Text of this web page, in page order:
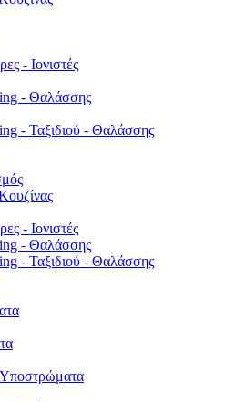
- Ιονιστές
- Θαλάσσης
- Ταξιδιού - Θαλάσσης
- Ιονιστές
- Θαλάσσης
- Ταξιδιού - Θαλάσσης